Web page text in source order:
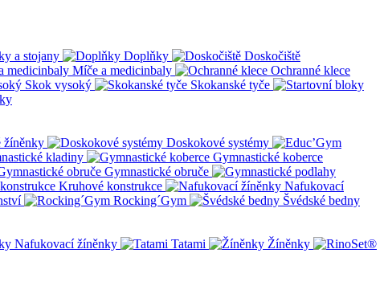
a stojany Doplňky
Doskočiště
Míče a medicinbaly
Ochranné klece
Skok vysoký
Skokanské tyče
žíněnky
Doskokové systémy
kladiny
Gymnastické koberce
Gymnastické obruče
Kruhové konstrukce
Nafukovací
Rocking´Gym
Švédské bedny
Nafukovací žíněnky Tatami
Žíněnky